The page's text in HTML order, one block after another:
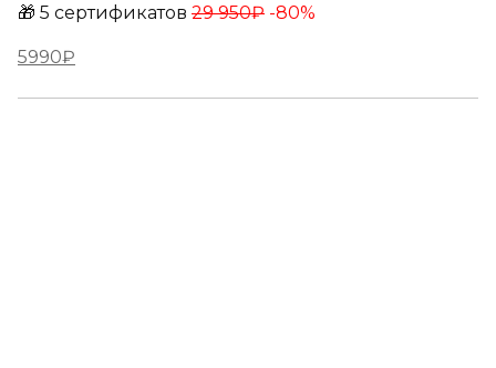
🎁 5 сертификатов 29 950₽ -80%
5990₽